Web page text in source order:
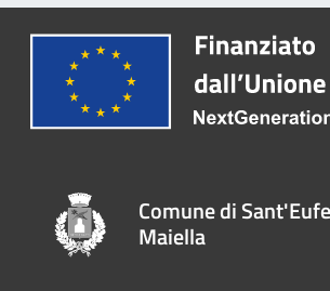
Comune di
Maiella